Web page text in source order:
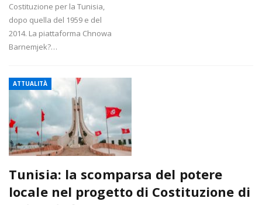
Costituzione per la Tunisia,
dopo quella del 1959 e del
2014. La piattaforma Chnowa
Barnemjek?…
ATTUALITÀ
Tunisia: la scomparsa del potere
locale nel progetto di Costituzione di